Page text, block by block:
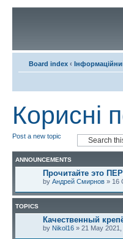
Board index ‹
Корисні
Post a new topic
ANNOUNCEMENTS
Прочитайте это
by Андрей Смирнов » 16
TOPICS
Качественный
by Nikol16 » 21 May 2021,